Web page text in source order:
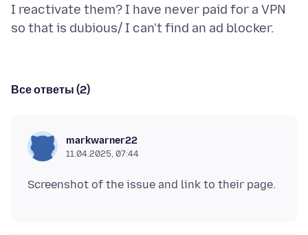
I reactivate them? I have never paid for a VPN
Все ответы (2)
markwarner22
11.04.2025, 07:44